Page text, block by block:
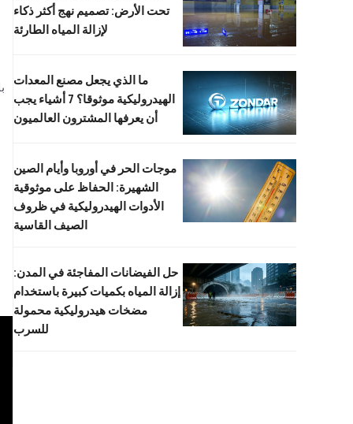
تحت الأرض: تصميم نهج أكثر ذكاء
لإزالة المياه الطارئة
ما الذي يجعل مصنع المعدات
الهيدروليكية موثوقا؟ 7 أشياء يجب
أن يعرفها المشترون العالميون
موجات الحر في أوروبا وأيام الصين
الشهيرة: الحفاظ على موثوقية
الأدوات الهيدروليكية في ظروف
الصيف القاسية
حل الفيضانات المفاجئة في المدن:
إزالة المياه بكميات كبيرة باستخدام
مضخات هيدروليكية محمولة
للسرب